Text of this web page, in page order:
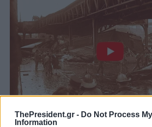
ThePresident.gr - Do Not Process
Information